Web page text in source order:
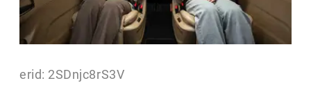
erid: 2SDnjc8rS3V